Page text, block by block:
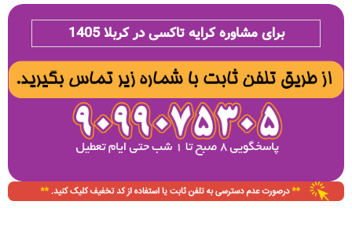
برای مشاوره کرایه تاکسی در کربلا 1405